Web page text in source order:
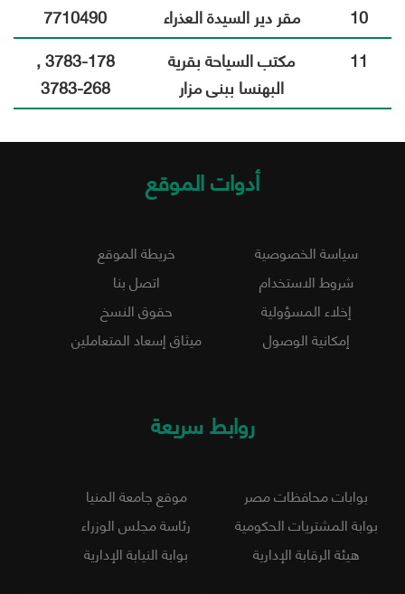
10
مقر دير السيدة العذراء
7710490
11
مكتب السياحة بقرية
البهنسا ببنى مزار
3783-178 ,
3783-268
أدوات الموقع
سياسة الخصوصية
خريطة الموقع
شروط الاستخدام
اتصل بنا
إخلاء المسؤولية
حقوق النسخ
إمكانية الوصول
ميثاق إسعاد المتعاملين
روابط سريعة
بوابات محافظات مصر
موقع جامعة المنيا
بوابة المشتريات الحكومية
رئاسة مجلس الوزراء
هيئة الرقابة الإدارية
بوابة النيابة الإدارية